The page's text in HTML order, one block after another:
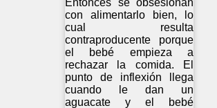
con alimentarlo bien, lo
cual resulta
contraproducente porque
el bebé empieza a
rechazar la comida. El
punto de inflexión llega
cuando le dan un
aguacate y el bebé